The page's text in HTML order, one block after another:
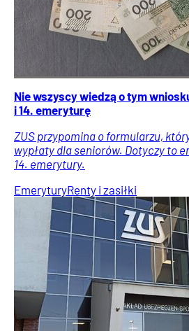
Nie wszyscy wiedzą o tym
i 14. emeryturę
ZUS przypomina o formularzu,
wypłaty dla seniorów. Dotyczy to
14. emerytury.
EmeryturyRenty i zasiłki